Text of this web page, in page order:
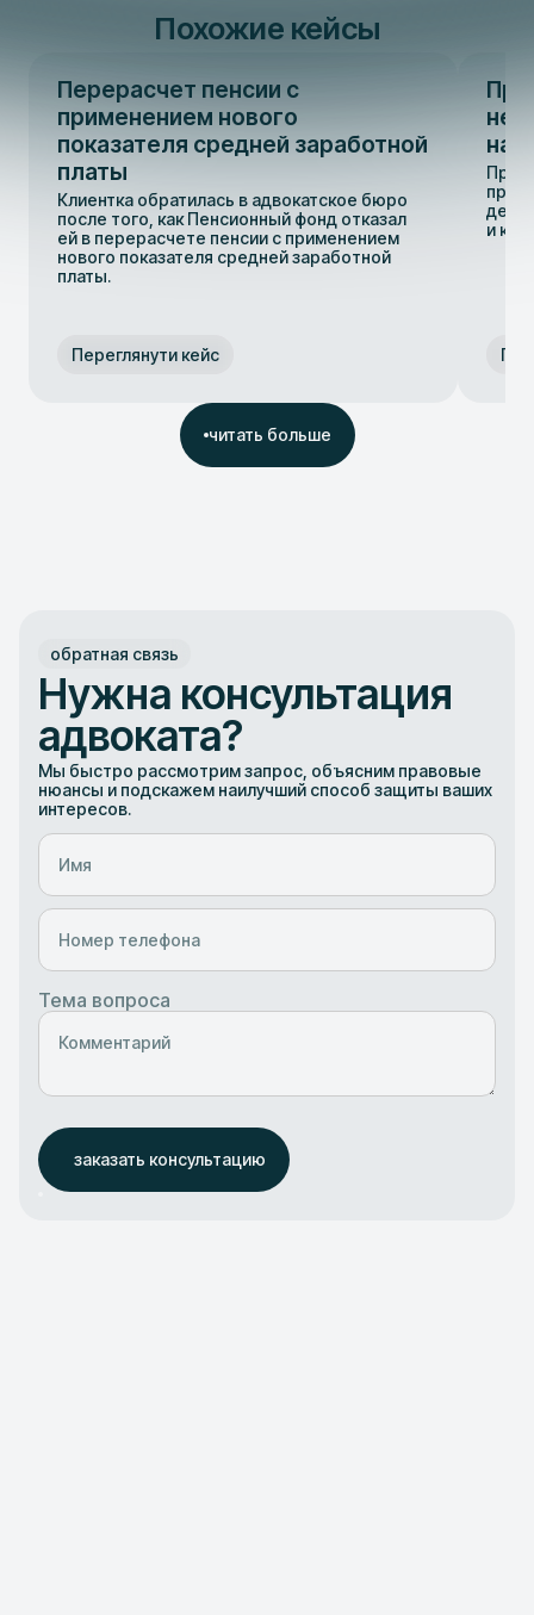
Похожие кейсы
Перерасчет пенсии с
применением нового
показателя средней заработной
платы
Клиентка обратилась в адвокатское бюро
после того, как Пенсионный фонд отказал
ей в перерасчете пенсии с применением
нового показателя средней заработной
платы.
Переглянути кейс
и
читать больше
обратная связь
Нужна консультация
адвоката?
Мы быстро рассмотрим запрос, объясним правовые
нюансы и подскажем наилучший способ защиты ваших
интересов.
Тема вопроса